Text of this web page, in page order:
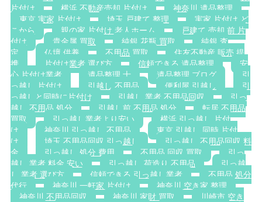
片付け
横浜 不動産売却 片付け
神奈川 遺品整理
東京 実家 片付け
埼玉 戸建て 整理
実家 片付け ど
こから
親の家 片付け 老人ホーム
戸建て 売却 前 片
付け
貴金属 買取 純銀 花瓶 買取
純銀 査
定
仏壇 供養 不用品 買取
住友不動産 販売 提
携
片付け業者 選び方 信頼できる 遺品整理
安
心 片付け業者
遺品整理 士 遺品整理 ブログ
引
っ越し 片付け
引越し 不用品 便利屋 引越し
引
っ越しと同時に片付け
引越し 業者 不用品回収
引っ
越し 不用品 処分
引越し前 不用品 処分
転居 不用品
買取
引っ越し業者より安い
横浜 引っ越し 片付
け
神奈川 引っ越し 不用品
東京 引越し 同時 片付
け
埼玉 不用品回収 引っ越し
引っ越し 不用品回収 料
金
引っ越し 処分 費用 不用品 回収 買取
引っ
越し 業者 料金 安い
引っ越し 荷造り 不用品
引っ越
し 業者 選び方
信頼できる 引っ越し業者
不用品 処分
代行
神奈川 一軒家 片付け
神奈川 空き家 整理
神奈川 不用品回収
神奈川 家財 買取
川崎市 空き